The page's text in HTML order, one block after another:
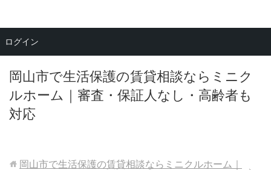
岡山市で生活保護の賃貸相談ならミニク
ルホーム｜審査・保証人なし・高齢者も
対応
メニュー
岡山市で生活保護の賃貸相談ならミニクルホーム｜
ログイン